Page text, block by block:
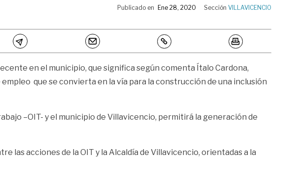
Publicado en Ene 28, 2020 Sección VILLAVICENCIO
en el municipio, que significa según comenta Ítalo Cardona,
que se convierta en la vía para la construcción de una inclusión
–OIT- y el municipio de Villavicencio, permitirá la generación de
las acciones de la OIT y la Alcaldía de Villavicencio, orientadas a la